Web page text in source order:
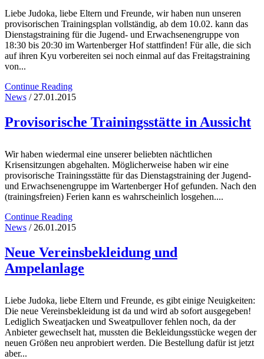
Liebe Judoka, liebe Eltern und Freunde, wir haben nun unseren
provisorischen Trainingsplan vollständig, ab dem 10.02. kann das
Dienstagstraining für die Jugend- und Erwachsenengruppe von
18:30 bis 20:30 im Wartenberger Hof stattfinden! Für alle, die sich
auf ihren Kyu vorbereiten sei noch einmal auf das Freitagstraining
von...
Continue Reading
News / 27.01.2015
Provisorische Trainingsstätte in Aussicht
Wir haben wiedermal eine unserer beliebten nächtlichen
Krisensitzungen abgehalten. Möglicherweise haben wir eine
provisorische Trainingsstätte für das Dienstagstraining der Jugend-
und Erwachsenengruppe im Wartenberger Hof gefunden. Nach den
(trainingsfreien) Ferien kann es wahrscheinlich losgehen....
Continue Reading
News / 26.01.2015
Neue Vereinsbekleidung und
Ampelanlage
Liebe Judoka, liebe Eltern und Freunde, es gibt einige Neuigkeiten:
Die neue Vereinsbekleidung ist da und wird ab sofort ausgegeben!
Lediglich Sweatjacken und Sweatpullover fehlen noch, da der
Anbieter gewechselt hat, mussten die Bekleidungsstücke wegen der
neuen Größen neu anprobiert werden. Die Bestellung dafür ist jetzt
aber...